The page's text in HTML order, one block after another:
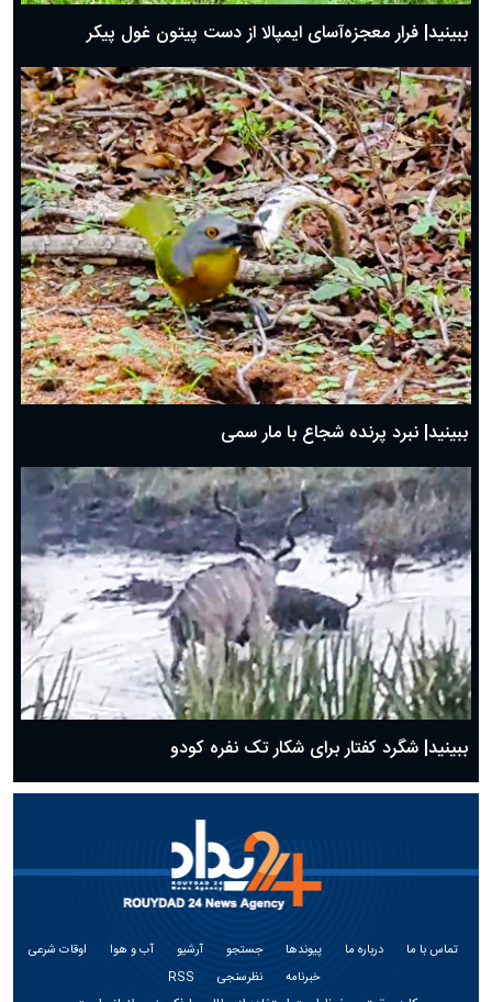
ببینید| فرار معجزه‌آسای ایمپالا از دست پیتون غول پیکر
ببینید| نبرد پرنده شجاع با مار سمی
ببینید| شگرد کفتار برای شکار تک نفره کودو
تماس با ما درباره ما پیوندها جستجو آرشیو آب و هوا
اوقات شرعی
خبرنامه
نظرسنجی RSS